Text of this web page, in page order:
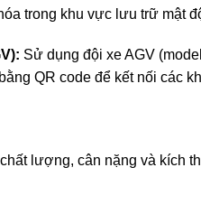
trong khu vực lưu trữ mật
Sử dụng đội xe AGV
QR code để kết nối các
lượng, cân nặng và kích